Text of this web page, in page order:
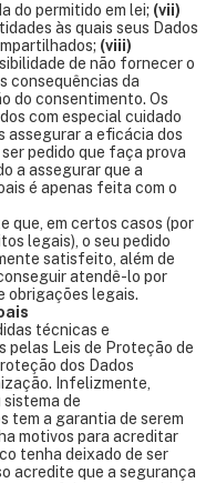
do permitido em lei; (vii)
às quais seus Dados
(viii)
de não fornecer o
consequências da
do consentimento. Os
com especial cuidado
assegurar a eficácia dos
pedido que faça prova
a assegurar que a
é apenas feita com o
que, em certos casos (por
legais), o seu pedido
satisfeito, além de
atendê-lo por
obrigações legais.
técnicas e
pelas Leis de Proteção de
dos Dados
Infelizmente,
sistema de
tem a garantia de serem
motivos para acreditar
tenha deixado de ser
acredite que a segurança